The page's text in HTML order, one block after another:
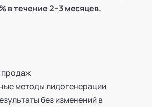
в течение 2–3 месяцев.
продаж
методы лидогенерации
без изменений в